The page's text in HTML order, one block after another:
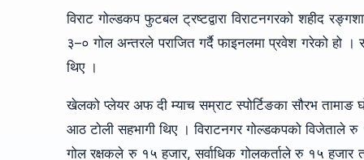
विराट गोल्डकप फुटबल ट्रष्टद्वारा विराटनगरको शहीद
३–० गोल अन्तरले पराजित गर्दै फाइनलमा प्रवेश गरेको हो ।
थिए ।
खेलको प्लेयर अफ दी म्याच सम्राट स्पोर्टिङका सौरभ तामाङ
आठ टोली सहभागी थिए । विराटनगर गोल्डकपको
गोल रक्षकले रु १५ हजार, सर्वाधिक गोलकर्ताले रु १५ हजार